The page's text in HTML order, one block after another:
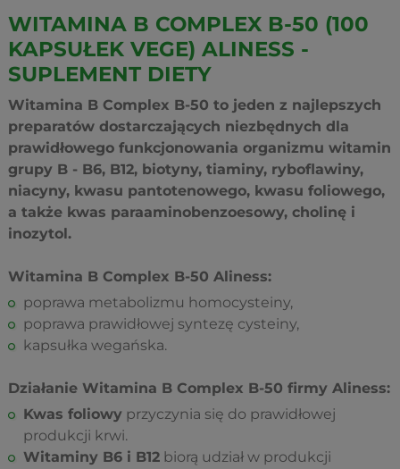
WITAMINA B COMPLEX B-50 (100
KAPSUŁEK VEGE) ALINESS -
SUPLEMENT DIETY
Witamina B Complex B-50 to jeden z najlepszych
preparatów dostarczających niezbędnych dla
prawidłowego funkcjonowania organizmu witamin
grupy B - B6, B12, biotyny, tiaminy, ryboflawiny,
niacyny, kwasu pantotenowego, kwasu foliowego,
a także kwas paraaminobenzoesowy, cholinę i
inozytol.
Witamina B Complex B-50 Aliness:
poprawa metabolizmu homocysteiny,
poprawa prawidłowej syntezę cysteiny,
kapsułka wegańska.
Działanie Witamina B Complex B-50 firmy Aliness:
Kwas foliowy przyczynia się do prawidłowej
produkcji krwi.
Witaminy B6 i B12 biorą udział w produkcji